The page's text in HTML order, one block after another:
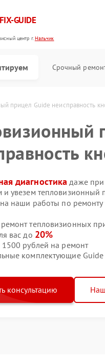
FIX-GUIDE
центр г.Нальчик
Срочный
прицел Guide неисправность
диагностика даже при
и увезем тепловизионный
на наши работы по
тепловизионных
вас до 20%
1500 рублей на ремонт
комплектующие Guide
консультацию